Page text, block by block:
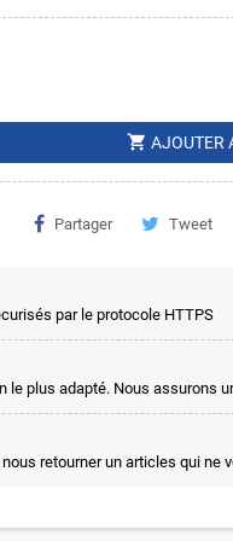
shopping_cart AJOUTER
Partager Tweet
par le protocole HTTPS
le plus adapté. Nous assurons
retourner un articles qui ne